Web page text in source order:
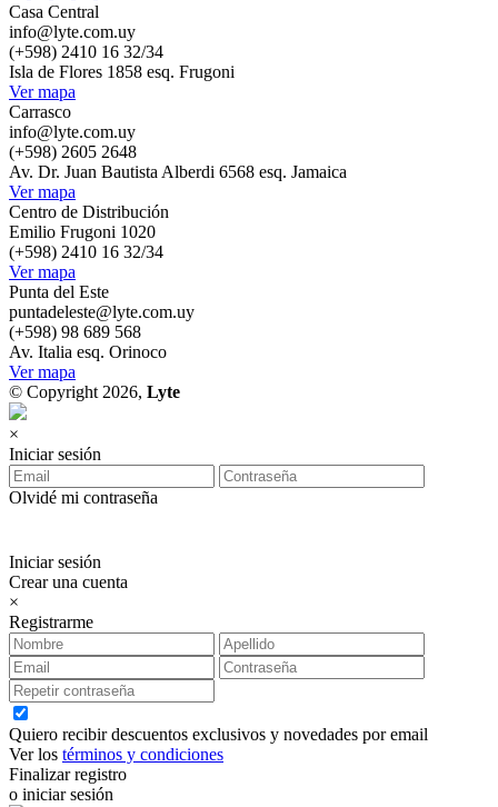
Casa Central
info@lyte.com.uy
(+598) 2410 16 32/34
Isla de Flores 1858 esq. Frugoni
Ver mapa
Carrasco
info@lyte.com.uy
(+598) 2605 2648
Av. Dr. Juan Bautista Alberdi 6568 esq. Jamaica
Ver mapa
Centro de Distribución
Emilio Frugoni 1020
(+598) 2410 16 32/34
Ver mapa
Punta del Este
puntadeleste@lyte.com.uy
(+598) 98 689 568
Av. Italia esq. Orinoco
Ver mapa
© Copyright 2026, Lyte
×
Iniciar sesión
Olvidé mi contraseña
Iniciar sesión
Crear una cuenta
×
Registrarme
Quiero recibir descuentos exclusivos y novedades por email
Ver los términos y condiciones
Finalizar registro
o iniciar sesión